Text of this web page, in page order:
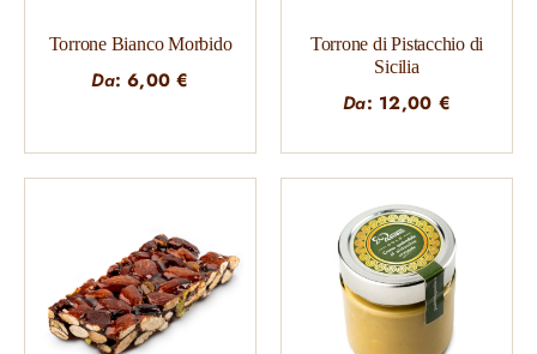
Torrone Bianco Morbido
Da:6,00€
Torrone di Pistacchio di
Sicilia
Da: 12,00 €